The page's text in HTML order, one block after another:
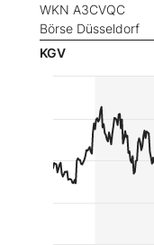
WKN A3CVQC
Börse Düsseldorf
KGV